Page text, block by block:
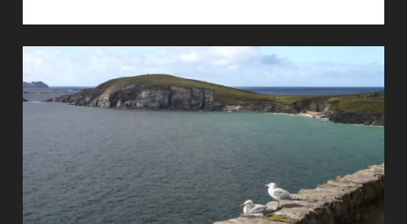
WAY:
INFOS
INDIVIDUELLE
WANDERUNG